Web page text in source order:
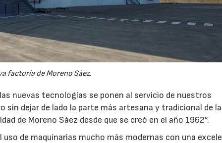
factoría de Moreno Sáez.
nuevas tecnologías se ponen al servicio de nuestros
sin dejar de lado la parte más artesana y tradicional de la
de Moreno Sáez desde que se creó en el año 1962”.
de maquinarias mucho más modernas con una